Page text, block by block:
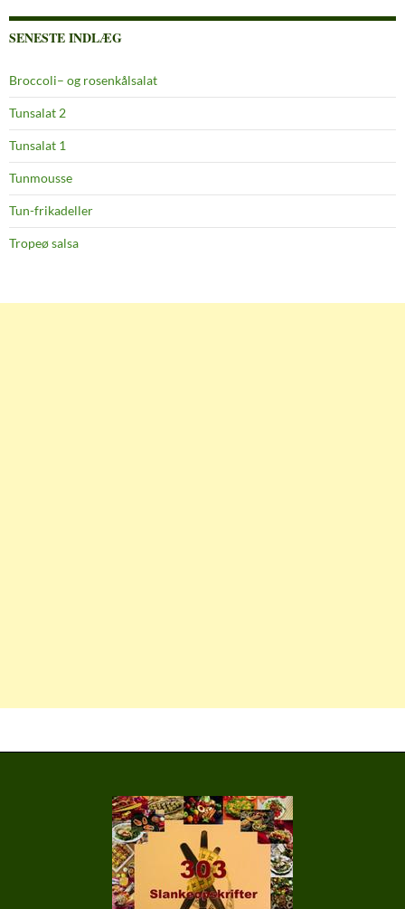
SENESTE INDLÆG
Broccoli– og rosenkålsalat
Tunsalat 2
Tunsalat 1
Tunmousse
Tun-frikadeller
Tropeø salsa